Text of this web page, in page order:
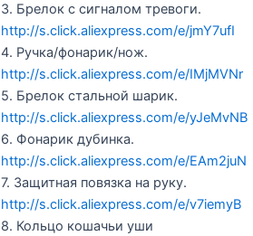
3. Брелок с сигналом тревоги.
http://s.click.aliexpress.com/e/jmY7ufI
4. Ручка/фонарик/нож.
http://s.click.aliexpress.com/e/IMjMVNr
5. Брелок стальной шарик.
http://s.click.aliexpress.com/e/yJeMvNB
6. Фонарик дубинка.
http://s.click.aliexpress.com/e/EAm2juN
7. Защитная повязка на руку.
http://s.click.aliexpress.com/e/v7iemyB
8. Кольцо кошачьи уши